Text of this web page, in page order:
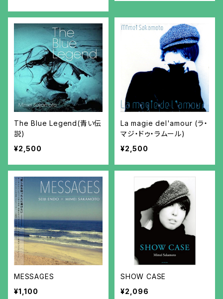
The Blue Legend(青い伝
説)
¥2,500
La magie del'amour (ラ・
マジ・ドゥ・ラムール)
¥2,500
MESSAGES
¥1,100
SHOW CASE
¥2,096